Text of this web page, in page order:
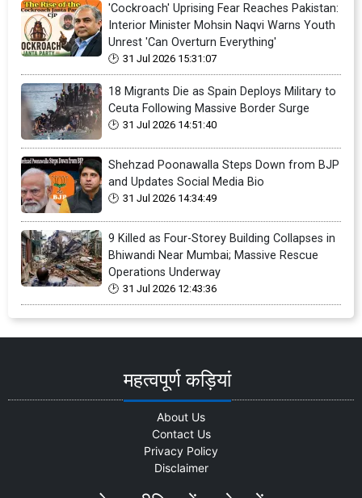
'Cockroach' Uprising Fear Reaches Pakistan:
Interior Minister Mohsin Naqvi Warns Youth
Unrest 'Can Overturn Everything'
31 Jul 2026 15:31:07
18 Migrants Die as Spain Deploys Military to
Ceuta Following Massive Border Surge
31 Jul 2026 14:51:40
Shehzad Poonawalla Steps Down from BJP
and Updates Social Media Bio
31 Jul 2026 14:34:49
9 Killed as Four-Storey Building Collapses in
Bhiwandi Near Mumbai; Massive Rescue
Operations Underway
31 Jul 2026 12:43:36
महत्वपूर्ण कड़ियां
About Us
Contact Us
Privacy Policy
Disclaimer